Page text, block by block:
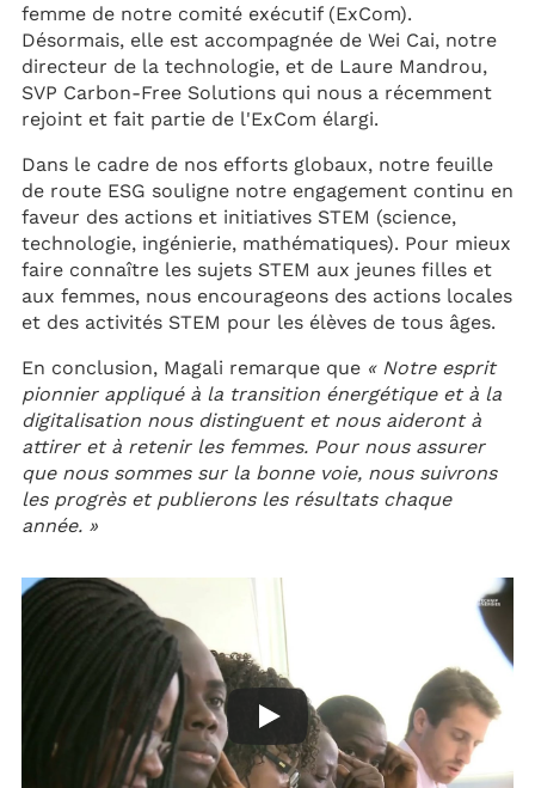
femme de notre comité exécutif (ExCom).
Désormais, elle est accompagnée de Wei Cai, notre
directeur de la technologie, et de Laure Mandrou,
SVP Carbon-Free Solutions qui nous a récemment
rejoint et fait partie de l'ExCom élargi.
Dans le cadre de nos efforts globaux, notre feuille
de route ESG souligne notre engagement continu en
faveur des actions et initiatives STEM (science,
technologie, ingénierie, mathématiques). Pour mieux
faire connaître les sujets STEM aux jeunes filles et
aux femmes, nous encourageons des actions locales
et des activités STEM pour les élèves de tous âges.
En conclusion, Magali remarque que « Notre esprit
pionnier appliqué à la transition énergétique et à la
digitalisation nous distinguent et nous aideront à
attirer et à retenir les femmes. Pour nous assurer
que nous sommes sur la bonne voie, nous suivrons
les progrès et publierons les résultats chaque
année. »